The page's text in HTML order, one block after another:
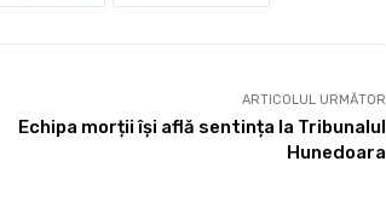
ARTICOLUL URMĂTOR
Echipa morții își află sentința la Tribunalul
Hunedoara